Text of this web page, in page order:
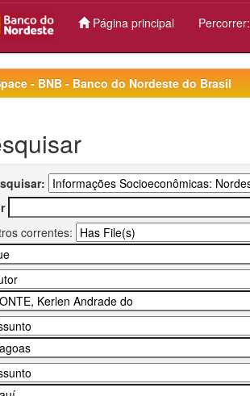
Página principal Percorrer:
- BNB - Banco do Nordeste do Brasil
correntes: